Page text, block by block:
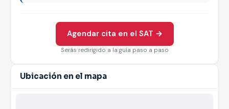
Agendar cita en el SAT →
Serás redirigido a la guía paso a paso
Ubicación en el mapa